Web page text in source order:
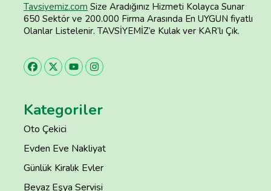
Tavsiyemiz.com Size Aradığınız Hizmeti Kolayca Sunar
650 Sektör ve 200.000 Firma Arasında En UYGUN fiyatlı
Olanlar Listelenir. TAVSİYEMİZ’e Kulak ver KAR’lı Çık.
Kategoriler
Oto Çekici
Evden Eve Nakliyat
Günlük Kiralık Evler
Beyaz Eşya Servisi